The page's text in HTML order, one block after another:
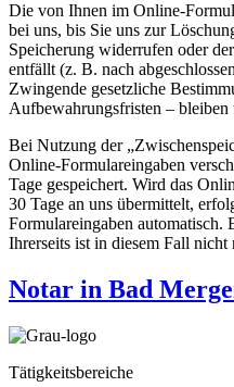
Die von Ihnen im Online-
bei uns, bis Sie uns zur
Speicherung widerrufen oder
entfällt (z. B. nach
Zwingende gesetzliche
Aufbewahrungsfristen – bleiben
Bei Nutzung der
Online-Formulareingaben
Tage gespeichert. Wird das
30 Tage an uns übermittelt,
Formulareingaben
Ihrerseits ist in diesem Fall nicht
Notar in Bad
Tätigkeitsbereiche